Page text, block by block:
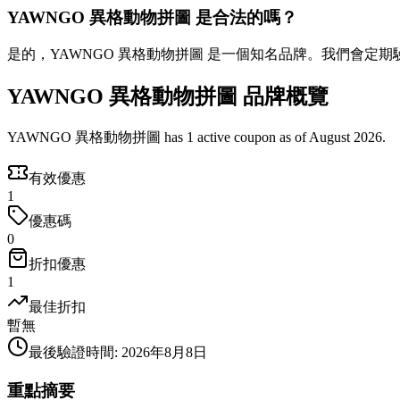
YAWNGO 異格動物拼圖 是合法的嗎？
是的，YAWNGO 異格動物拼圖 是一個知名品牌。我們會定
YAWNGO 異格動物拼圖 品牌概覽
YAWNGO 異格動物拼圖 has 1 active coupon as of August 2026.
有效優惠
1
優惠碼
0
折扣優惠
1
最佳折扣
暫無
最後驗證時間: 2026年8月8日
重點摘要